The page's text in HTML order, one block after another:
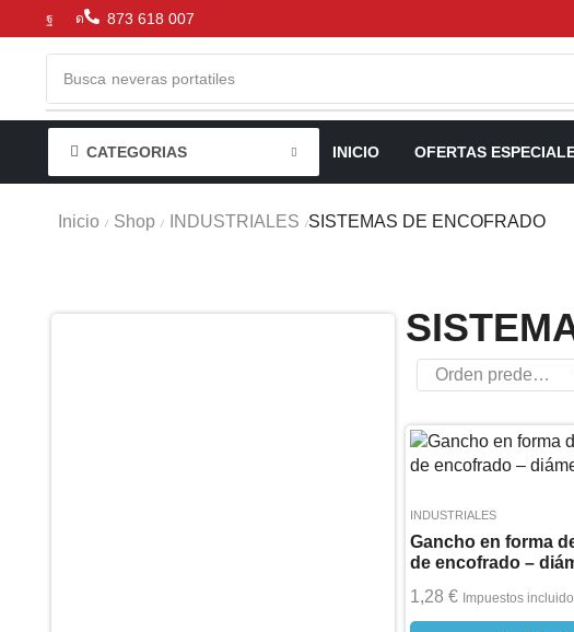
873 618 007
Busca neveras portatiles
CATEGORIAS INICIO OFERTAS
Inicio / Shop / INDUSTRIALES /SISTEMAS DE ENCOFRADO
INDUSTRIALES
Gancho en forma
de encofrado –
1,28 € Impuestos